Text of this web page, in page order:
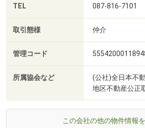
TEL 087-816-7101
取引態様 仲介
管理コード
所属協会など
(公社)全日本不
地区不動産公正
この会社の他の物件情報